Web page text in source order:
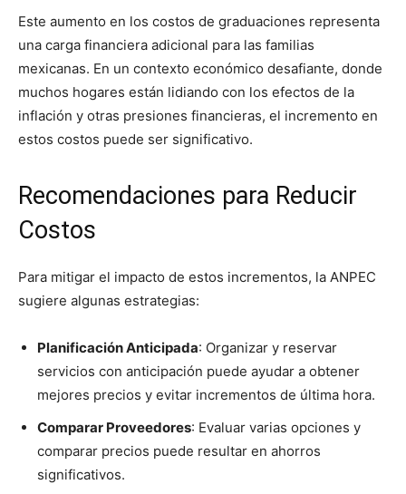
Este aumento en los costos de graduaciones representa
una carga financiera adicional para las familias
mexicanas. En un contexto económico desafiante, donde
muchos hogares están lidiando con los efectos de la
inflación y otras presiones financieras, el incremento en
estos costos puede ser significativo.
Recomendaciones para Reducir
Costos
Para mitigar el impacto de estos incrementos, la ANPEC
sugiere algunas estrategias:
Planificación Anticipada: Organizar y reservar
servicios con anticipación puede ayudar a obtener
mejores precios y evitar incrementos de última hora.
Comparar Proveedores: Evaluar varias opciones y
comparar precios puede resultar en ahorros
significativos.